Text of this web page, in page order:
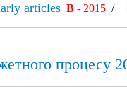
articles В- 2015/
процесу